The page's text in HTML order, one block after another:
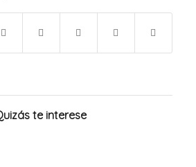
te interese